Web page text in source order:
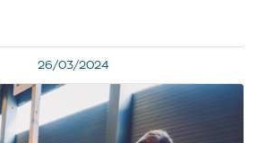
26/03/2024